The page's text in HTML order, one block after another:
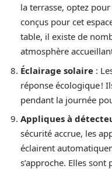
la terrasse, optez
conçus pour cet
table, il existe de
atmosphère
Éclairage solaire :
réponse écologique !
pendant la journée
Appliques à
sécurité accrue, les
éclairent
s’approche. Elles